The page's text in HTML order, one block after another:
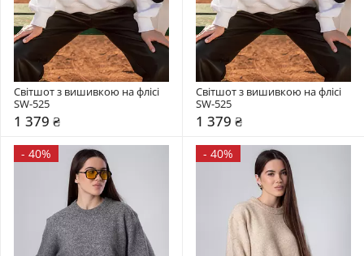
Світшот з вишивкою на флісі
SW-525
1 379 ₴
Світшот з вишивкою на флісі
SW-525
1 379 ₴
- 40% - 40%